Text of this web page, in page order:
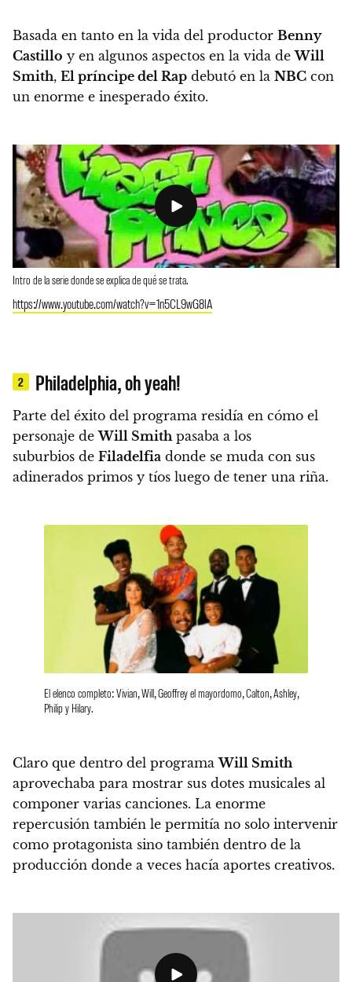
Basada en tanto en la vida del productor Benny
Castillo y en algunos aspectos en la vida deWill
Smith, El príncipe del Rap debutó en la NBC con
un enorme e inesperado éxito.
Intro de la serie donde se explica de qué se trata.
https://www.youtube.com/watch?v=1n5CL9wG8lA
2 Philadelphia, oh yeah!
Parte del éxito del programa residía en cómo el
personaje deWill Smith pasaba a los
suburbios de Filadelfia donde se muda con sus
adinerados primos y tíos luego de tener una riña.
El elenco completo: Vivian, Will, Geoffrey el mayordomo, Calton, Ashley,
Philip y Hilary.
Claro que dentro del programaWill Smith
aprovechaba para mostrar sus dotes musicales al
componer varias canciones. La enorme
repercusión también le permitía no solo intervenir
como protagonista sino también dentro de la
producción donde a veces hacía aportes creativos.